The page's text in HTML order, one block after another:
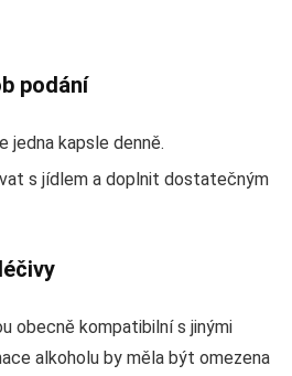
podání
jedna kapsle denně.
s jídlem a doplnit dostatečným
obecně kompatibilní s jinými
alkoholu by měla být omezena